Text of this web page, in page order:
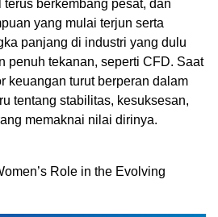
berkembang pesat, dan
yang mulai terjun serta
panjang di industri yang dulu
penuh tekanan, seperti CFD. Saat
keuangan turut berperan dalam
tentang stabilitas, kesuksesan,
memaknai nilai dirinya.
Role in the Evolving